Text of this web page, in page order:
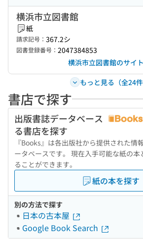
横浜市立図書館
紙
請求記号： 367.2シ
図書登録番号： 2047384853
横浜市立図書館のサイ
もっと見る（全24件
書店で探す
出版書誌データベース
る書店を探す
『Books』は各出版社から提供された情
ータベースです。 現在入手可能な紙の
ることができます。
紙の本を探す
別の方法で探す
日本の古本屋
Google Book Search